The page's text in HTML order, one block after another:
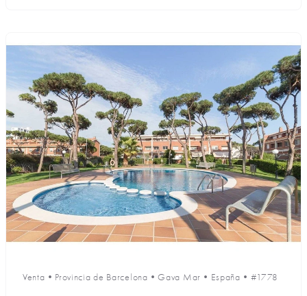
Venta • Provincia de Barcelona •Gava Mar • España • #1778